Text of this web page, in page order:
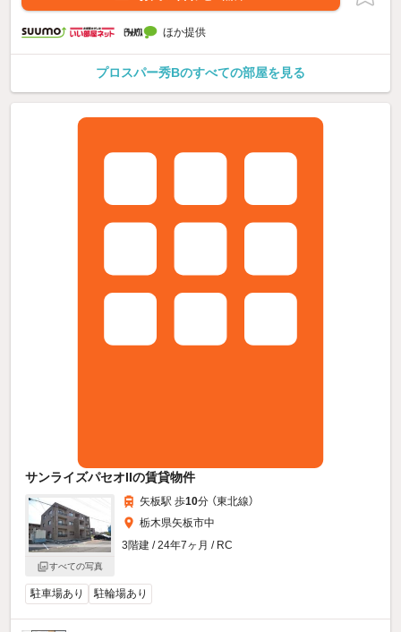
ほか提供
プロスパー秀Bのすべての部屋を見る
サンライズパセオIIの賃貸物件
すべての写真
矢板駅 歩10分 （東北線）
栃木県矢板市中
3階建 / 24年7ヶ月 / RC
駐車場あり 駐輪場あり